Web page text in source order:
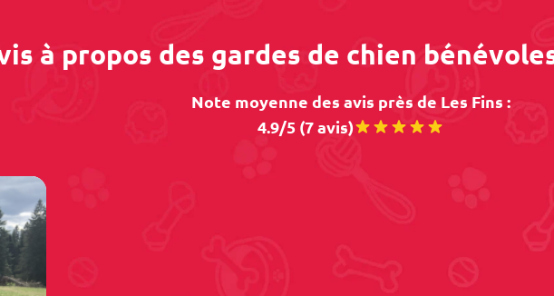
à propos des gardes de chien
Note moyenne des avis près de Les Fins :
4.9/5 (7 avis)